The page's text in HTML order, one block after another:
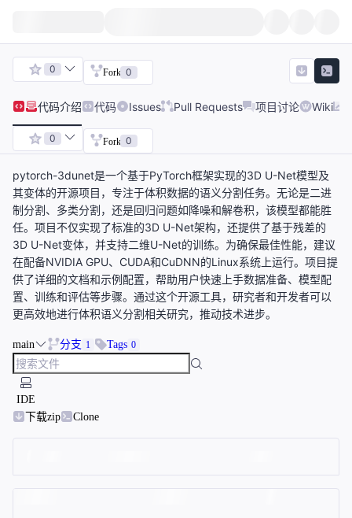
0 Fork 0
代码介绍 代码 Issues Pull Requests 项目讨论 Wiki
0 Fork 0
pytorch-3dunet是一个基于PyTorch框架实现的3D U-Net模型及
其变体的开源项目，专注于体积数据的语义分割任务。无论是二进
制分割、多类分割，还是回归问题如降噪和解卷积，该模型都能胜
任。项目不仅实现了标准的3D U-Net架构，还提供了基于残差的
3D U-Net变体，并支持二维U-Net的训练。为确保最佳性能，建议
在配备NVIDIA GPU、CUDA和CuDNN的Linux系统上运行。项目提
供了详细的文档和示例配置，帮助用户快速上手数据准备、模型配
置、训练和评估等步骤。通过这个开源工具，研究者和开发者可以
更高效地进行体积语义分割相关研究，推动技术进步。
main 分支 1 Tags 0
IDE
下载zip
Clone